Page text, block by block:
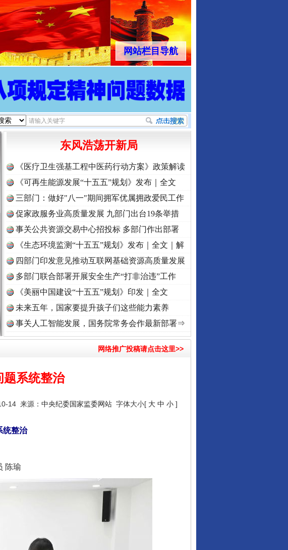
网站栏目导航
强纪律..·[视频] 牢记初心使命 奋进复兴征程丨“转折之城”激荡..
东风浩荡开新局
《医疗卫生强基工程中医药行动方案》政策解读
《可再生能源发展“十五五”规划》发布｜全文
三部门：做好"八一"期间拥军优属拥政爱民工作
促家政服务业高质量发展 九部门出台19条举措
事关公共资源交易中心招投标 多部门作出部署
《生态环境监测“十五五”规划》发布｜全文｜解
读
四部门印发意见推动互联网基础资源高质量发展
多部门联合部署开展安全生产“打非治违”工作
《美丽中国建设“十五五”规划》印发｜全文
未来五年，国家要提升孩子们这些能力素养
事关人工智能发展，国务院常务会作最新部署⇒
网络推广投稿请点击这里>>
题系统整治
14 来源： 中央纪委国家监委网站 字体大小[ 大 中 小 ]
统整治
陈瑜